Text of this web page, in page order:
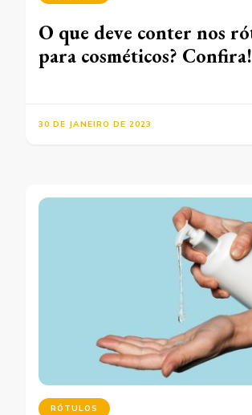
O que deve conter nos
para cosméticos? Confira!
30 DE JANEIRO DE 2023
RÓTULOS